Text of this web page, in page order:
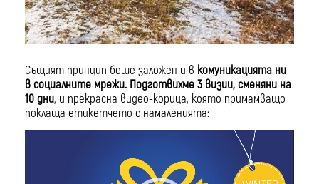
Същият принцип беше заложен и в комуникацията ни
в социалните мрежи. Подготвихме 3 визии, сменяни на
10 дни, и прекрасна видео-корица, която примамващо
поклаща етикетчето с намаленията: